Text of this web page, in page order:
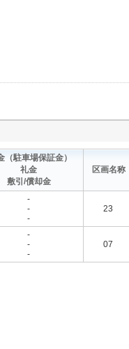
（駐車場保証金）
礼金
敷引/償却金
区画名称
-
-
-
23
-
-
-
07